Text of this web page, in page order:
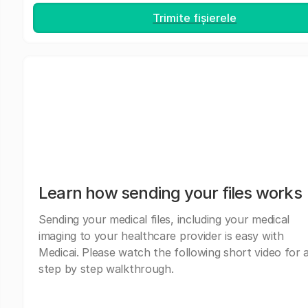
Trimite fișierele
Learn how sending your files works
Sending your medical files, including your medical
imaging to your healthcare provider is easy with
Medicai. Please watch the following short video for
step by step walkthrough.